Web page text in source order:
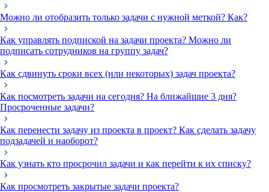
Можно ли отобразить только задачи с нужной меткой? Как?
Как управлять подпиской на задачи проекта? Можно ли
подписать сотрудников на группу задач?
Как сдвинуть сроки всех (или некоторых) задач проекта?
Как посмотреть задачи на сегодня? На ближайшие 3 дня?
Просроченные задачи?
Как перенести задачу из проекта в проект? Как сделать задачу
подзадачей и наоборот?
Как узнать кто просрочил задачи и как перейти к их списку?
Как просмотреть закрытые задачи проекта?